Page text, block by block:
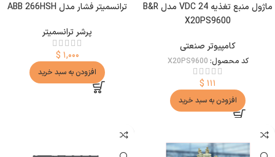
ماژول منبع تغذیه 24 VDC مدل B&R
X20PS9600
کامپیوتر صنعتی
کد محصول: X20PS9600
$ ۱۱۱
افزودن به سبد خرید
ترانسمیتر فشار مدل ABB 266HSH
پرشر ترانسمیتر
$ ۱,۰۰۰
افزودن به سبد خرید